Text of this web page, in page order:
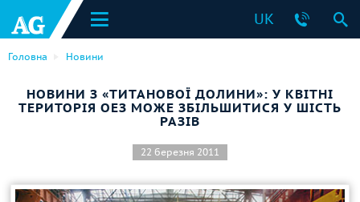
UK
Головна Новини
НОВИНИ З «ТИТАНОВОЇ ДОЛИНИ»: У КВІТНІ
ТЕРИТОРІЯ ОЕЗ МОЖЕ ЗБІЛЬШИТИСЯ У ШІСТЬ
РАЗІВ
22 березня 2011